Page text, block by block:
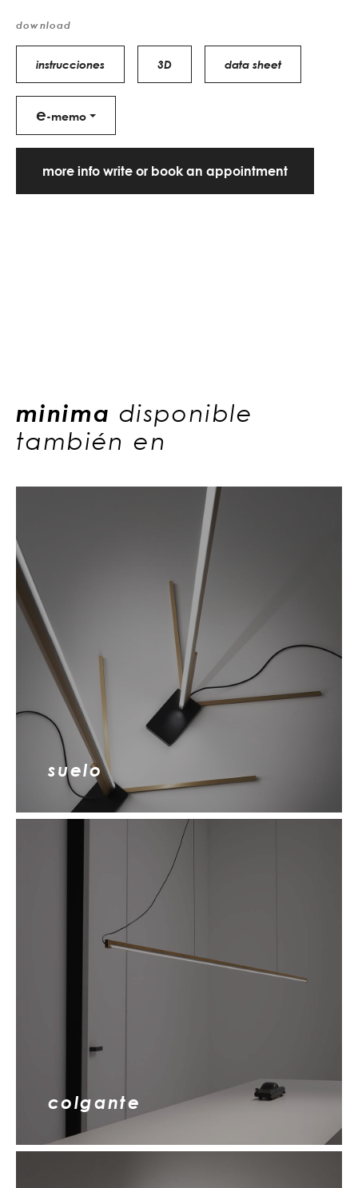
download
instrucciones 3D data sheet
e-memo
more info write or book an appointment
minima disponible
también en
suelo
colgante